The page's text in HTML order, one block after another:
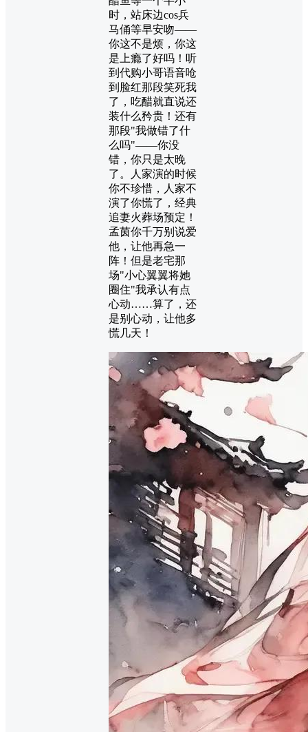
时，站床边cos兵
马俑等早安吻——
你这不是烦，你这
是上瘾了好吗！听
到代购小哥语音呛
到脸红那段笑死我
了，吃醋就直说还
装什么矜贵！还有
那段"我做错了什
么吗"——你没
错，你只是太晚
了。人家演的时候
你不珍惜，人家不
演了你慌了，经典
追妻火葬场预定！
孟茵你千万别说爱
他，让他再急一
阵！但是老宅那
场"小心翼翼将她
圈住"我承认有点
心动……算了，还
是别心动，让他多
慌几天！